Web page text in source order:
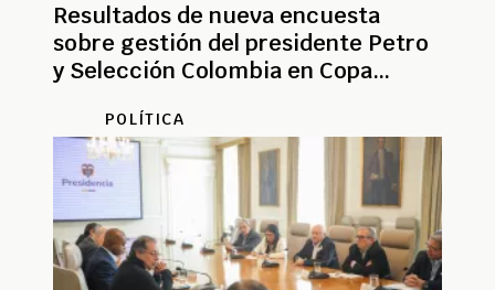
Resultados de nueva encuesta
sobre gestión del presidente Petro
y Selección Colombia en Copa
POLÍTICA